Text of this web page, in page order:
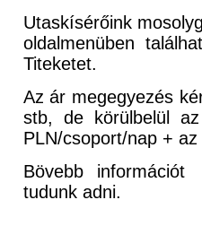
Utaskísérőink
oldalmenüben
Titeketet.
Az ár megegyezés
stb, de körülbelül
PLN/csoport/nap +
Bövebb
tudunk adni.